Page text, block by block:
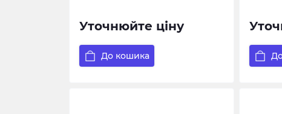
Уточнюйте ціну
До кошика